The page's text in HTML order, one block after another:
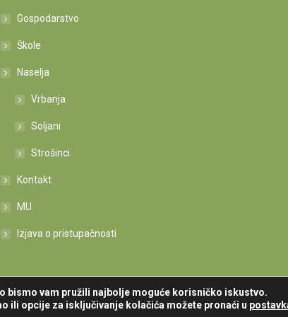
Gospodarstvo
Škole
Naselja
Vrbanja
Soljani
Strošinci
Kontakt
MU
Izjava o pristupačnosti
bismo vam pružili najbolje moguće korisničko iskustvo.
ili opcije za isključivanje kolačića možete pronaći u